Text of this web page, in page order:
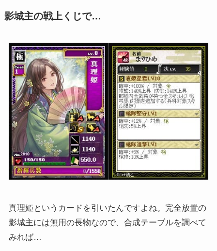
影城主の戦上くじで…
真理姫というカードを引いたんですよね。完全放置の
影城主には無用の長物なので、合成テーブルを調べて
みれば…